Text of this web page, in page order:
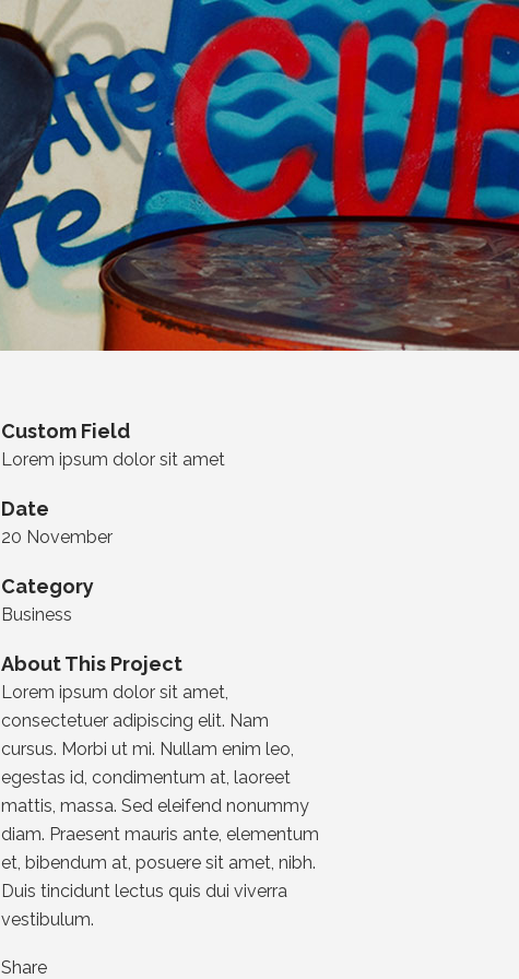
Custom Field
Lorem ipsum dolor sit amet
Date
20 November
Category
Business
About This Project
Lorem ipsum dolor sit amet,
consectetuer adipiscing elit. Nam
cursus. Morbi ut mi. Nullam enim leo,
egestas id, condimentum at, laoreet
mattis, massa. Sed eleifend nonummy
diam. Praesent mauris ante, elementum
et, bibendum at, posuere sit amet, nibh.
Duis tincidunt lectus quis dui viverra
vestibulum.
Share